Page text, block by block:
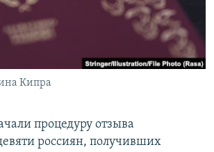
КРЫМА
Кипра
процедуру отзыва
россиян, получивших